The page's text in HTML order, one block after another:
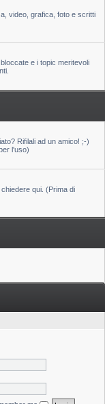
video, grafica, foto e scritti
e i topic meritevoli
Rifilali ad un amico! ;-)
l'uso)
qui. (Prima di